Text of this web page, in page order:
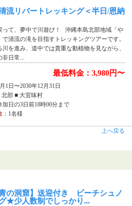
流リバートレッキング＜半日/恩納
って、夢中で川遊び！ 沖縄本島北部地域「や
で清流の滝を目指すトレッキングツアーです。
を進み、道中では貴重な動植物を見ながら、
非日常...
最低料金：3,980円〜
1日〜2030年12月31日
北部 ■ 大宜味村
加日の3日前18時00分まで
：1名様
上へ戻る
青の洞窟】送迎付き ビーチシュノ
★少人数制でしっかり...